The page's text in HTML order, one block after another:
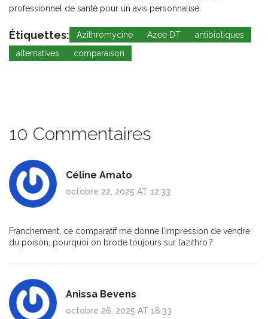
professionnel de santé pour un avis personnalisé.
Étiquettes: Azithromycine Azee DT
antibiotiques
alternatives
comparaison
10 Commentaires
Céline Amato
octobre 22, 2025 AT 12:33
Franchement, ce comparatif me donne l’impression de vendre
du poison, pourquoi on brode toujours sur l’azithro ?
Anissa Bevens
octobre 26, 2025 AT 18:33